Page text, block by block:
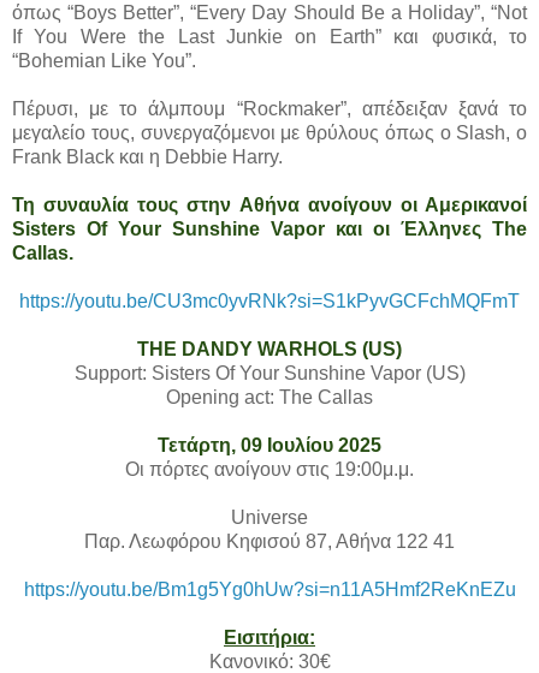
όπως “Boys Better”, “Every Day Should Be a Holiday”, “Not
If You Were the Last Junkie on Earth” και φυσικά, το
“Bohemian Like You”.
Πέρυσι, με το άλμπουμ “Rockmaker”, απέδειξαν ξανά το
μεγαλείο τους, συνεργαζόμενοι με θρύλους όπως ο Slash, ο
Frank Black και η Debbie Harry.
Τη συναυλία τους στην Αθήνα ανοίγουν οι Αμερικανοί
Sisters Of Your Sunshine Vapor και οι Έλληνες The
Callas.
https://youtu.be/CU3mc0yvRNk?si=S1kPyvGCFchMQFmT
THE DANDY WARHOLS (US)
Support: Sisters Of Your Sunshine Vapor (US)
Opening act: The Callas
Τετάρτη, 09 Ιουλίου 2025
Οι πόρτες ανοίγουν στις 19:00μ.μ.
Universe
Παρ. Λεωφόρου Κηφισού 87, Αθήνα 122 41
https://youtu.be/Bm1g5Yg0hUw?si=n11A5Hmf2ReKnEZu
Εισιτήρια:
Κανονικό: 30€